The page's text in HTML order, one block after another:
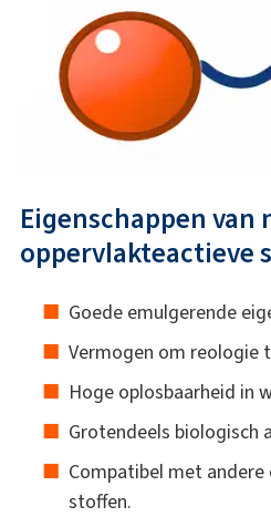
Eigenschappen
oppervlakteactieve
Goede emulgerende
Vermogen om reologie
Hoge oplosbaarheid in
Grotendeels biologisch
Compatibel met
stoffen.